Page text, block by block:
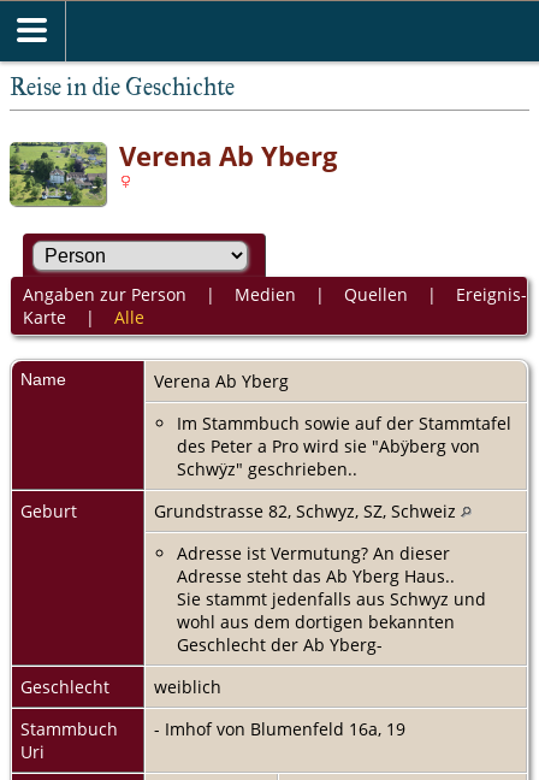
Reise in die Geschichte
Verena Ab Yberg
Angaben zur Person | Medien | Quellen | Ereignis-
Karte| Alle
Name Verena Ab Yberg
Im Stammbuch sowie auf der Stammtafel
des Peter a Pro wird sie "Abÿberg von
Schwÿz" geschrieben..
Geburt
Grundstrasse 82, Schwyz, SZ, Schweiz
Adresse ist Vermutung? An dieser
Adresse steht das Ab Yberg Haus..
Sie stammt jedenfalls aus Schwyz und
wohl aus dem dortigen bekannten
Geschlecht der Ab Yberg-
Geschlecht
weiblich
Stammbuch
Uri
- Imhof von Blumenfeld 16a, 19